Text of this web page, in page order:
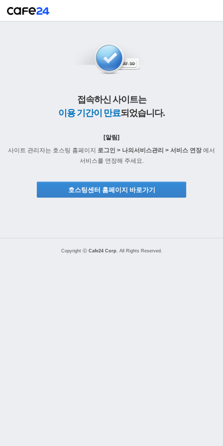
접속하신 사이트는
이용 기간이 만료되었습니다.
[알림]
사이트 관리자는 호스팅 홈페이지 로그인 > 나의서비스관리 > 서비스 연장에서
서비스를 연장해 주세요.
호스팅센터 홈페이지 바로가기
Copyright ⓒ Cafe24 Corp. All Rights Reserved.